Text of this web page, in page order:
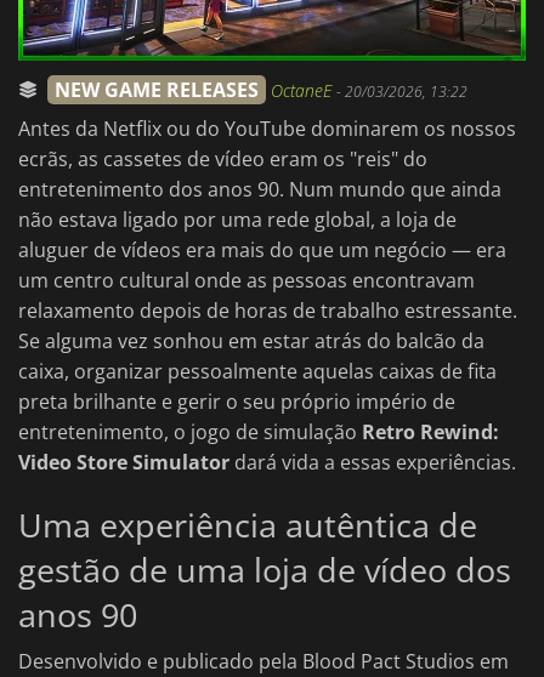
NEW GAME RELEASES OctaneE-20/03/2026, 13:22
Antes da Netflix ou do YouTube dominarem os nossos
ecrãs, as cassetes de vídeo eram os "reis" do
entretenimento dos anos 90. Num mundo que ainda
não estava ligado por uma rede global, a loja de
aluguer de vídeos era mais do que um negócio — era
um centro cultural onde as pessoas encontravam
relaxamento depois de horas de trabalho estressante.
Se alguma vez sonhou em estar atrás do balcão da
caixa, organizar pessoalmente aquelas caixas de fita
preta brilhante e gerir o seu próprio império de
entretenimento, o jogo de simulação Retro Rewind:
Video Store Simulator dará vida a essas experiências.
Uma experiência autêntica de
gestão de uma loja de vídeo dos
anos 90
Desenvolvido e publicado pela Blood Pact Studios em